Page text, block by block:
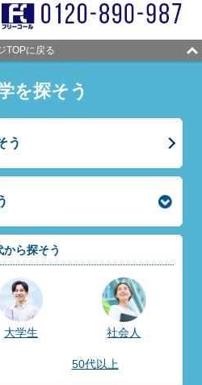
TOPに戻る
を探そう
う
から探そう
大学生 社会人
50代以上